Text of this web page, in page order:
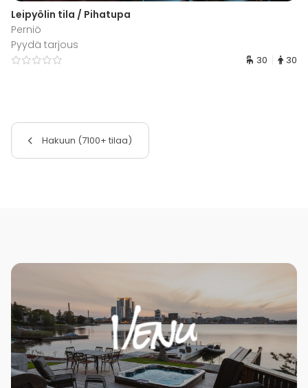
Leipyölin tila / Pihatupa
Perniö
Pyydä tarjous
30 30
Hakuun (7100+ tilaa)